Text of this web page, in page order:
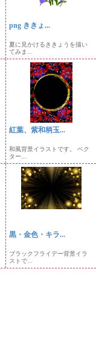
png ききょ...
夏に見かけるききょうを描い
てみま...
紅葉、紫和柄玉...
和風背景イラストです。 ベク
ター...
黒・金色・キラ...
ブラックフライデー背景イラ
ストで...